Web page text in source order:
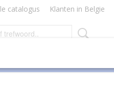
catalogus Klanten in Belgie
mm, doos van 500 g